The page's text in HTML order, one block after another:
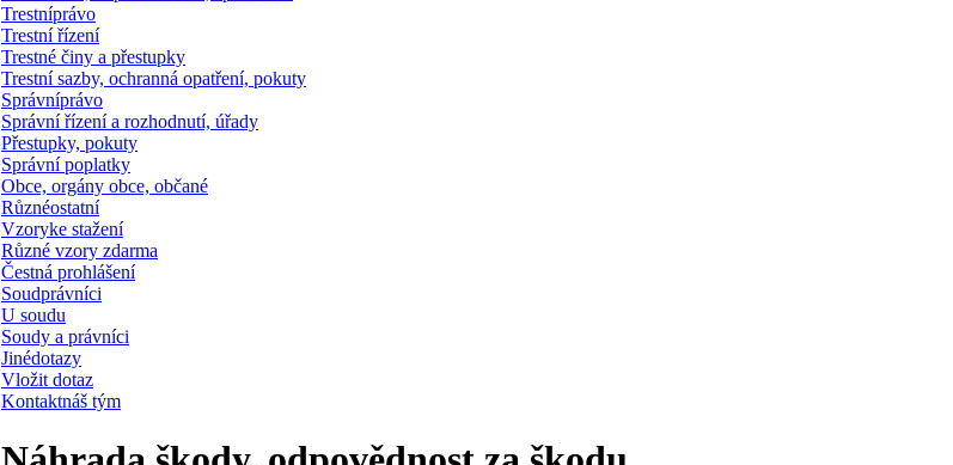
Trestníprávo
Trestní řízení
Trestné činy a přestupky
Trestní sazby, ochranná opatření, pokuty
Správníprávo
Správní řízení a rozhodnutí, úřady
Přestupky, pokuty
Správní poplatky
Obce, orgány obce, občané
Různéostatní
Vzoryke stažení
Různé vzory zdarma
Čestná prohlášení
Soudprávníci
U soudu
Soudy a právníci
Jinédotazy
Vložit dotaz
Kontaktnáš tým